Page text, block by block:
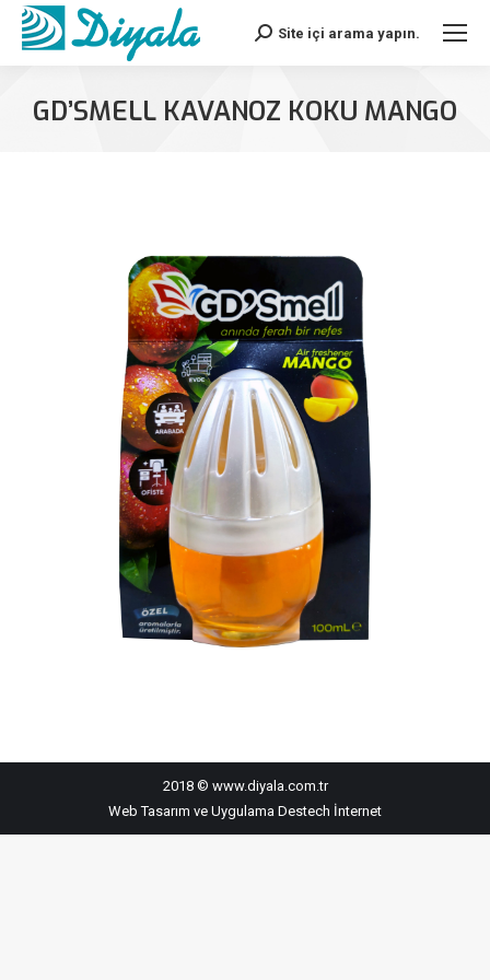
Search:Site içi arama yapın.
GD’SMELL KAVANOZ KOKU MANGO
2018 © www.diyala.com.tr
Web Tasarım ve Uygulama Destech İnternet